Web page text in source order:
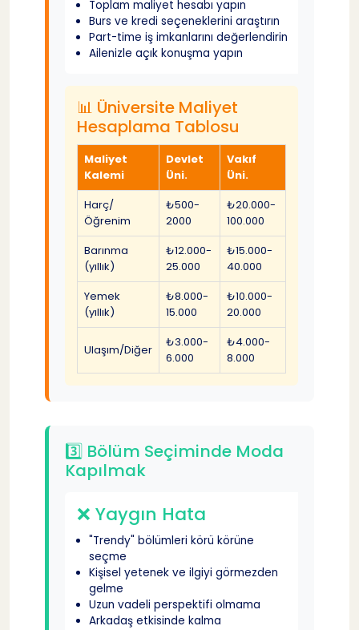
⏰ Tercih Takvimi
🔟 Üniversite Kültürünü Göz Ardı Etmek
❌ Yaygın Hata
🏫 Kampüs Kültürü Araştırma Listesi
🎯 Doğru Karar Verme Süreci
📊 Sistematik Değerlendirme Matrisi
🚀 Aksiyon Planınız
48
📋 Bu Hafta
📅 Bu Ay
🎯 Uzun Vade
💡 Unutmayın
Toplam maliyet hesabı yapın
Burs ve kredi seçeneklerini araştırın
Part-time iş imkanlarını değerlendirin
Ailenizle açık konuşma yapın
📊 Üniversite Maliyet
Hesaplama Tablosu
Maliyet
Kalemi
Devlet
Üni.
Vakıf
Üni.
Harç/
Öğrenim
₺500-
2000
₺20.000-
100.000
Barınma
(yıllık)
₺12.000-
25.000
₺15.000-
40.000
Yemek
(yıllık)
₺8.000-
15.000
₺10.000-
20.000
Ulaşım/Diğer
₺3.000-
6.000
₺4.000-
8.000
3️⃣ Bölüm Seçiminde Moda
Kapılmak
❌ Yaygın Hata
"Trendy" bölümleri körü körüne
seçme
Kişisel yetenek ve ilgiyi görmezden
gelme
Uzun vadeli perspektifi olmama
Arkadaş etkisinde kalma